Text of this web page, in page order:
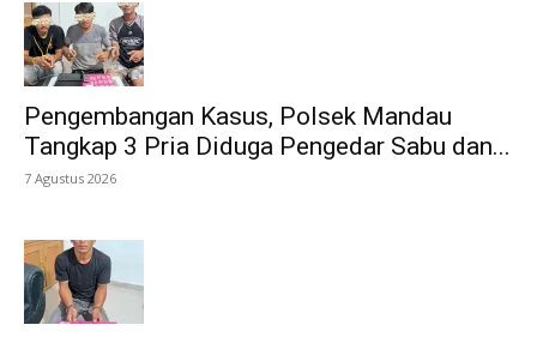
Pengembangan Kasus, Polsek Mandau
Tangkap 3 Pria Diduga Pengedar Sabu dan...
7 Agustus 2026